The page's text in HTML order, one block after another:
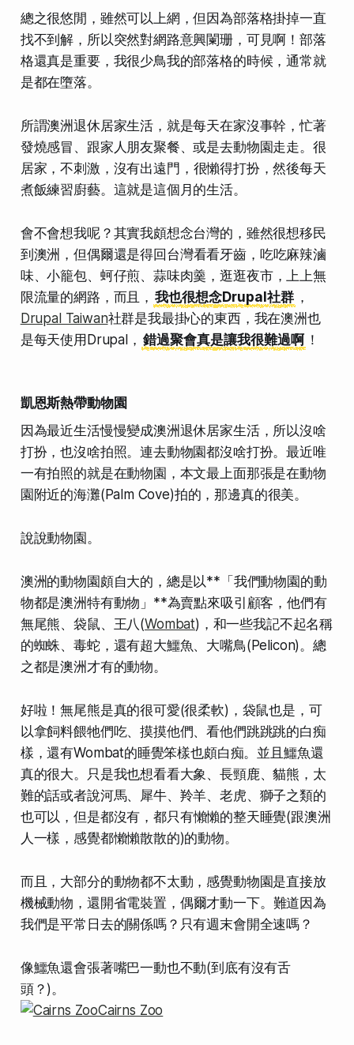
總之很悠閒，雖然可以上網，但因為部落格掛掉一直
找不到解， 所以突然對網路意興闌珊 ，可見啊！部落
格還真是重要，我很少鳥我的部落格的時候，通常就
是都在墮落。
所謂澳洲退休居家生活，就是每天在家沒事幹，忙著
發燒感冒、跟家人朋友聚餐、或是去動物園走走。很
居家 ，不刺激，沒有出遠門，很懶得打扮，然後每天
煮飯練習廚藝。這就是這個月的生活。
會不會想我呢？其實我頗想念台灣的，雖然很想移民
到澳洲，但偶爾還是得回台灣看看牙齒， 吃吃麻辣滷
味、小籠包、蚵仔煎、蒜味肉羹 ，逛逛夜市，上上無
限流量的網路 ，而且， 我也很想念Drupal社群 ，
Drupal Taiwan社群是我最掛心的東西，我在澳洲也
是每天使用Drupal， 錯過聚會真是讓我很難過啊 ！
凱恩斯熱帶動物園
因為最近生活慢慢變成澳洲退休居家生活，所以沒啥
打扮，也沒啥拍照。連去動物園都沒啥打扮。最近唯
一有拍照的就是在動物園，本文最上面那張是在動物
園附近的海灘(Palm Cove)拍的，那邊真的很美。
說說動物園。
澳洲的動物園頗自大的，總是以**「我們動物園的動
物都是澳洲特有動物」**為賣點來吸引顧客，他們有
無尾熊、袋鼠、王八(Wombat)，和一些我記不起名稱
的蜘蛛、毒蛇，還有超大鱷魚、大嘴鳥(Pelicon)。總
之都是澳洲才有的動物。
好啦！無尾熊是真的很可愛(很柔軟)，袋鼠也是，可
以拿飼料餵牠們吃、摸摸他們、看他們跳跳跳的白痴
樣，還有Wombat的睡覺笨樣也頗白痴。並且鱷魚還
真的很大。只是我也想看看大象、長頸鹿、貓熊， 太
難的話或者說河馬、犀牛、羚羊、老虎、獅子之類的
也可以 ，但是都沒有，都只有懶懶的整天睡覺(跟澳洲
人一樣，感覺都懶懶散散的)的動物。
而且，大部分的動物都不太動，感覺動物園是直接放
機械動物 ， 還開省電裝置，偶爾才動一下。難道因為
我們是平常日去的關係嗎？只有週末會開全速嗎？
像鱷魚還會張著嘴巴一動也不動(到底有沒有舌
頭？)。